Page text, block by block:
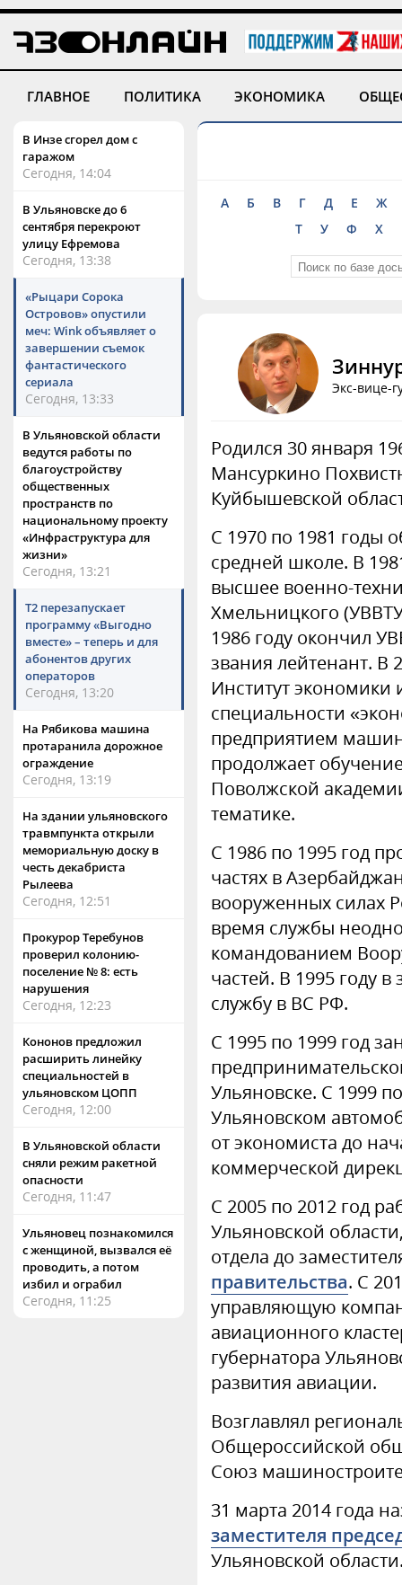
ГЛАВНОЕ ПОЛИТИКА ЭКОНОМИКА
В Инзе сгорел дом с
гаражом
Сегодня, 14:04
В Ульяновске до 6
сентября перекроют
улицу Ефремова
Сегодня, 13:38
«Рыцари Сорока
Островов» опустили
меч: Wink объявляет о
завершении съемок
фантастического
сериала
Сегодня, 13:33
В Ульяновской области
ведутся работы по
благоустройству
общественных
пространств по
национальному проекту
«Инфраструктура для
жизни»
Сегодня, 13:21
Т2 перезапускает
программу «Выгодно
вместе» – теперь и для
абонентов других
операторов
Сегодня, 13:20
На Рябикова машина
протаранила дорожное
ограждение
Сегодня, 13:19
На здании ульяновского
травмпункта открыли
мемориальную доску в
честь декабриста
Рылеева
Сегодня, 12:51
Прокурор Теребунов
проверил колонию-
поселение № 8: есть
нарушения
Сегодня, 12:23
Кононов предложил
расширить линейку
специальностей в
ульяновском ЦОПП
Сегодня, 12:00
В Ульяновской области
сняли режим ракетной
опасности
Сегодня, 11:47
Ульяновец познакомился
с женщиной, вызвался её
проводить, а потом
избил и ограбил
Сегодня, 11:25
А Б В Г Д Е
Ж
Т
У Ф Х
Экс-вице-
Родился 30 января
Мансуркино
Куйбышевской
С 1970 по 1981 годы
средней школе. В
высшее военно-
Хмельницкого
1986 году окончил
звания лейтенант. В
Институт экономики
специальности
предприятием
продолжает
Поволжской
тематике.
С 1986 по 1995 год
частях в
вооруженных силах
время службы
командованием
частей. В 1995 году
службу в ВС РФ.
С 1995 по 1999 год
Ульяновске. С 1999
Ульяновском
от экономиста до
коммерческой
С 2005 по 2012 год
Ульяновской
отдела до
правительства. С
управляющую
авиационного
губернатора
развития авиации.
Возглавлял
Общероссийской
Союз
31 марта 2014 года
заместителя
Ульяновской